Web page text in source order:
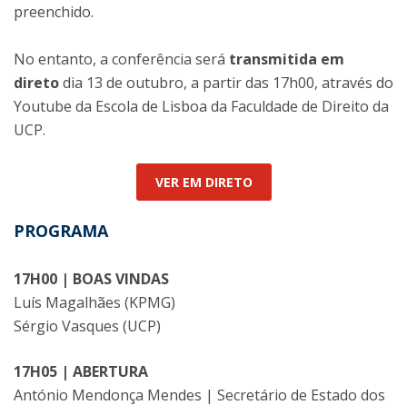
preenchido.
No entanto, a conferência será transmitida em
diretodia 13 de outubro, a partir das 17h00, através do
Youtube da Escola de Lisboa da Faculdade de Direito da
UCP.
VER EM DIRETO
PROGRAMA
17H00 | BOAS VINDAS
Luís Magalhães (KPMG)
Sérgio Vasques (UCP)
17H05 | ABERTURA
António Mendonça Mendes | Secretário de Estado dos